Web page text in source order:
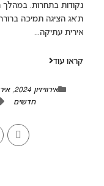
נקודות בתחרות. במהלך
ת'אג הציגה תמיכה
אירית עתיקה...
קראו עוד
אירוויזיון 2024 ,
חדשים